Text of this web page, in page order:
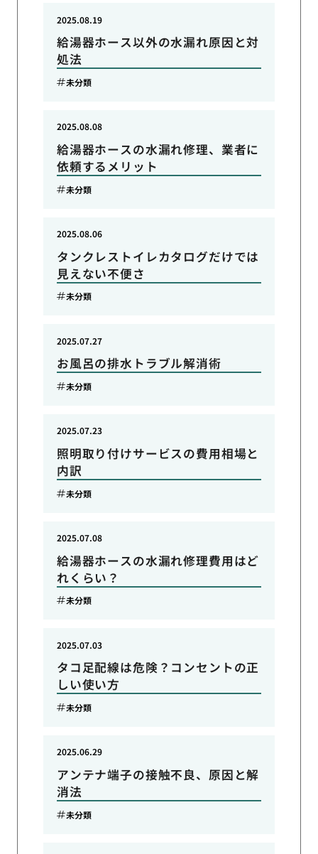
給湯器ホース以外の水漏れ原因と対
処法
2025.08.19
未分類
給湯器ホースの水漏れ修理、業者に
依頼するメリット
2025.08.08
未分類
タンクレストイレカタログだけでは
見えない不便さ
2025.08.06
未分類
お風呂の排水トラブル解消術
2025.07.27
未分類
照明取り付けサービスの費用相場と
内訳
2025.07.23
未分類
給湯器ホースの水漏れ修理費用はど
れくらい？
2025.07.08
未分類
タコ足配線は危険？コンセントの正
しい使い方
2025.07.03
未分類
アンテナ端子の接触不良、原因と解
消法
2025.06.29
未分類